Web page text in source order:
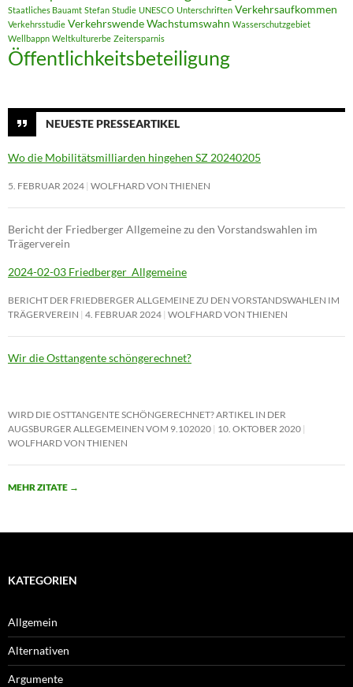
Staatliches Bauamt Stefan Studie UNESCO Unterschriften Verkehrsaufkommen
Verkehrsstudie VerkehrswendeWachstumswahn Wasserschutzgebiet
Wellbappn Weltkulturerbe Zeitersparnis
Öffentlichkeitsbeteiligung
NEUESTE PRESSEARTIKEL
Wo die Mobilitätsmilliarden hingehen SZ 20240205
5. FEBRUAR 2024 WOLFHARD VON THIENEN
Bericht der Friedberger Allgemeine zu den Vorstandswahlen im
Trägerverein
2024-02-03 Friedberger_Allgemeine
BERICHT DER FRIEDBERGER ALLGEMEINE ZU DEN VORSTANDSWAHLEN IM
TRÄGERVEREIN 4. FEBRUAR 2024 WOLFHARD VON THIENEN
Wir die Osttangente schöngerechnet?
WIRD DIE OSTTANGENTE SCHÖNGERECHNET? ARTIKEL IN DER
AUGSBURGER ALLEGEMEINEN VOM 9.102020 10. OKTOBER 2020
WOLFHARD VON THIENEN
MEHR ZITATE →
KATEGORIEN
Allgemein
Alternativen
Argumente